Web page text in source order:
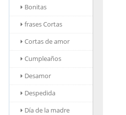
Bonitas
frases Cortas
Cortas de amor
Cumpleaños
Desamor
Despedida
Día de la madre